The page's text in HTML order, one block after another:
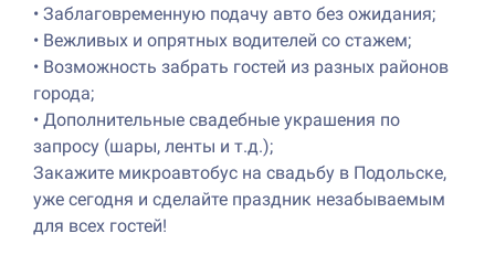
• Заблаговременную подачу авто без ожидания;
• Вежливых и опрятных водителей со стажем;
• Возможность забрать гостей из разных районов
города;
• Дополнительные свадебные украшения по
запросу (шары, ленты и т.д.);
Закажите микроавтобус на свадьбу в Подольске,
уже сегодня и сделайте праздник незабываемым
для всех гостей!